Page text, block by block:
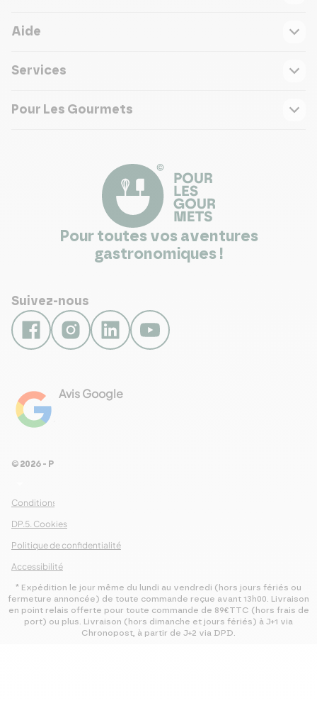
Aide
Services
Pour Les Gourmets
Pour toutes vos aventures
gastronomiques !
Suivez-nous
Avis Google
Conditions Générales de Ventes
DP.5. Cookies
Politique de confidentialité
Accessibilité
© 2026 - Pour Les Gourmets
* Expédition le jour même du lundi au vendredi (hors jours fériés ou
fermeture annoncée) de toute commande reçue avant 13h00. Livraison
en point relais offerte pour toute commande de 89€TTC (hors frais de
port) ou plus. Livraison (hors dimanche et jours fériés) à J+1 via
Chronopost, à partir de J+2 via DPD.
NEWSLETTER
Le saviez-vous ?
newsletter. Inscrivez-vous
maintenant pour n’en manquer aucune